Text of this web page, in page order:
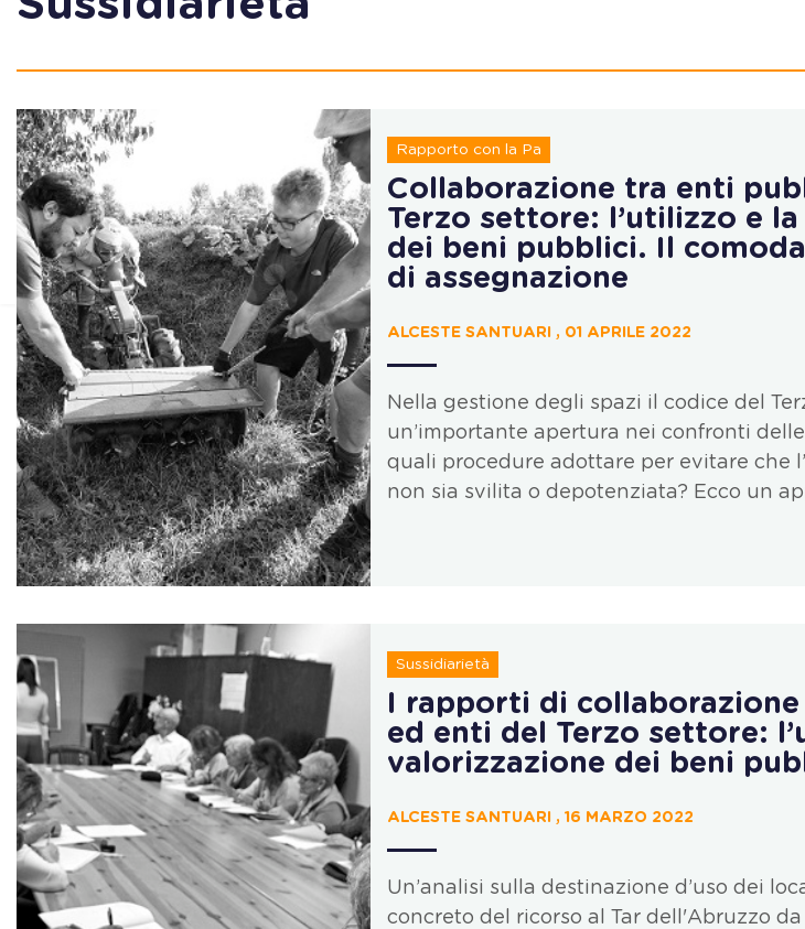
Rapporto con la Pa
Collaborazione tra enti
Terzo settore: l’utilizzo e
dei beni pubblici. Il
di assegnazione
ALCESTE SANTUARI , 01 APRILE 2022
Nella gestione degli spazi il codice del
un’importante apertura nei confronti
quali procedure adottare per evitare che
non sia svilita o depotenziata? Ecco un
Sussidiarietà
I rapporti di
ed enti del Terzo settore:
valorizzazione dei beni
ALCESTE SANTUARI , 16 MARZO 2022
Un’analisi sulla destinazione d’uso dei
concreto del ricorso al Tar dell'Abruzzo